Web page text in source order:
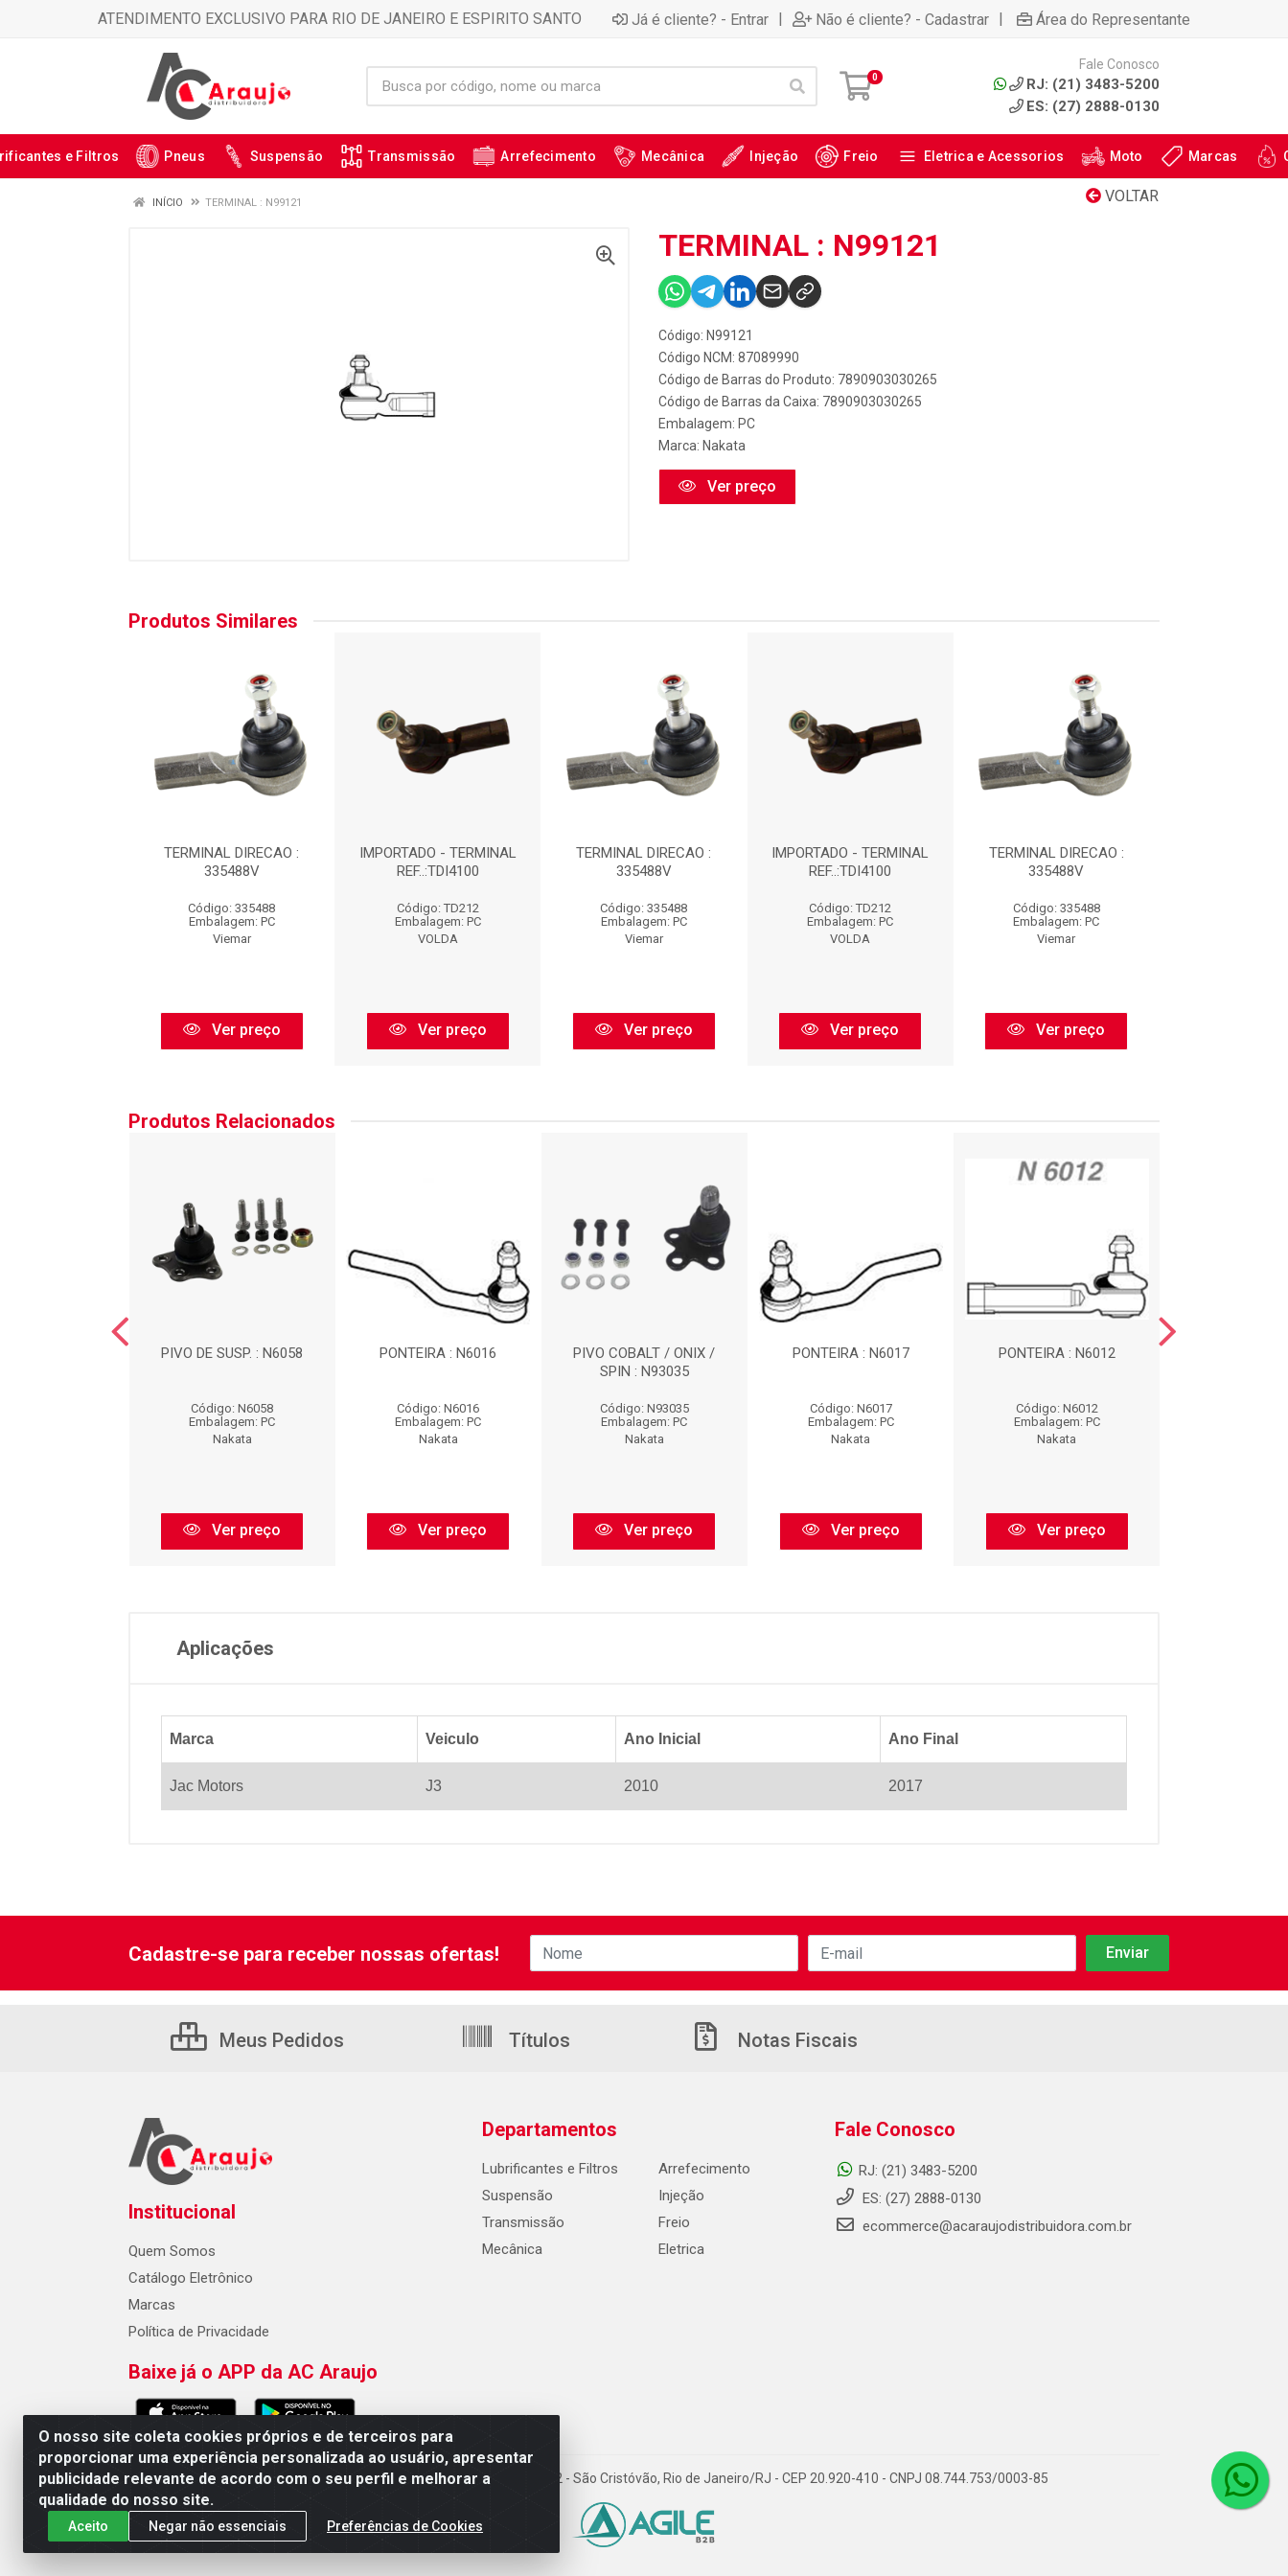
ATENDIMENTO EXCLUSIVO PARA RIO DE JANEIRO E ESPIRITO SANTO Já é cliente? - Entrar | Não é cliente? - Cadastrar | Área do Representante
0
Fale Conosco
RJ: (21) 3483-5200
ES: (27) 2888-0130
e Filtros Pneus Suspensão Transmissão Arrefecimento Mecânica Injeção Freio Eletrica e Acessorios Moto Marcas
VOLTAR
INÍCIO TERMINAL : N99121
TERMINAL : N99121
Código: N99121
Código NCM: 87089990
Código de Barras do Produto: 7890903030265
Código de Barras da Caixa: 7890903030265
Embalagem: PC
Marca: Nakata
Ver preço
Produtos Similares
TERMINAL DIRECAO :
335488V
Código: 335488
Embalagem: PC
Viemar
Ver preço
IMPORTADO - TERMINAL
REF..:TDI4100
Código: TD212
Embalagem: PC
VOLDA
Ver preço
TERMINAL DIRECAO :
335488V
Código: 335488
Embalagem: PC
Viemar
Ver preço
IMPORTADO - TERMINAL
REF..:TDI4100
Código: TD212
Embalagem: PC
VOLDA
Ver preço
TERMINAL DIRECAO :
335488V
Código: 335488
Embalagem: PC
Viemar
Ver preço
Produtos Relacionados
PIVO DE SUSP. : N6058
Código: N6058
Embalagem: PC
Nakata
Ver preço
PONTEIRA : N6016
Código: N6016
Embalagem: PC
Nakata
Ver preço
PIVO COBALT / ONIX /
SPIN : N93035
Código: N93035
Embalagem: PC
Nakata
Ver preço
PONTEIRA : N6017
Código: N6017
Embalagem: PC
Nakata
Ver preço
PONTEIRA : N6012
Código: N6012
Embalagem: PC
Nakata
Ver preço
Aplicações
Marca Veiculo Ano Inicial Ano Final
Jac Motors J3 2010 2017
O nosso site coleta cookies próprios e de terceiros para
proporcionar uma experiência personalizada ao usuário, apresentar
publicidade relevante de acordo com o seu perfil e melhorar a
qualidade do nosso site.
Aceito Negar não essenciais Preferências de Cookies
Cadastre-se para receber nossas ofertas!
Meus Pedidos Títulos Notas Fiscais
Institucional
Quem Somos
Catálogo Eletrônico
Marcas
Política de Privacidade
Baixe já o APP da AC Araujo
Departamentos
Lubrificantes e Filtros
Suspensão
Transmissão
Mecânica
Arrefecimento
Injeção
Freio
Eletrica
Fale Conosco
RJ: (21) 3483-5200
ES: (27) 2888-0130
ecommerce@acaraujodistribuidora.com.br
AC Araujo Distribuidora - Rua Carneiro de Campos, 42 - São Cristóvão, Rio de Janeiro/RJ - CEP 20.920-410 - CNPJ 08.744.753/0003-85